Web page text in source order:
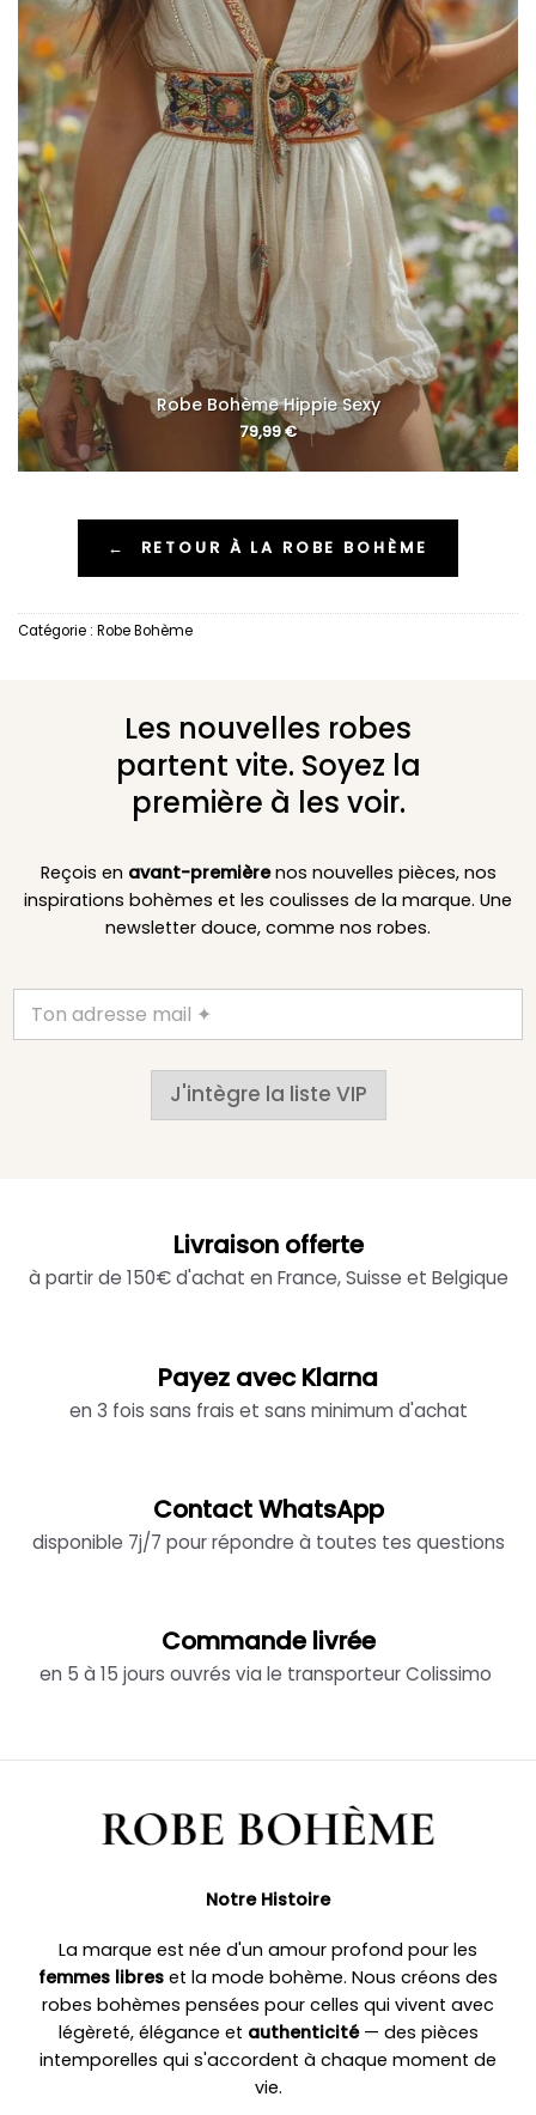
Robe Bohème Hippie Sexy
79,99€
← RETOUR À LA ROBE BOHÈME
Catégorie : Robe Bohème
Les nouvelles robes
partent vite. Soyez la
première à les voir.
Reçois en avant-premièrenos nouvelles pièces, nos
inspirations bohèmes et les coulisses de la marque. Une
newsletter douce, comme nos robes.
J'intègre la liste VIP
Livraison offerte
à partir de 150€ d'achat en France, Suisse et Belgique
Payez avec Klarna
en 3 fois sans frais et sans minimum d'achat
Contact WhatsApp
disponible 7j/7 pour répondre à toutes tes questions
Commande livrée
en 5 à 15 jours ouvrés via le transporteur Colissimo
Notre Histoire
La marque est née d'un amour profond pour les
femmes libres et la mode bohème. Nous créons des
robes bohèmes pensées pour celles qui vivent avec
légèreté, élégance et authenticité— des pièces
intemporelles qui s'accordent à chaque moment de
vie.